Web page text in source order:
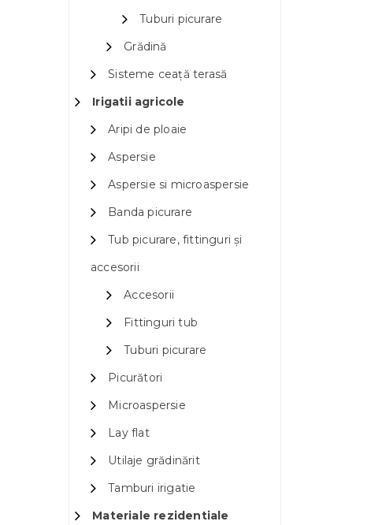
Tuburi picurare
Grădină
Sisteme ceață terasă
Irigatii agricole
Aripi de ploaie
Aspersie
Aspersie si microaspersie
Banda picurare
Tub picurare, fittinguri și
accesorii
Accesorii
Fittinguri tub
Tuburi picurare
Picurători
Microaspersie
Lay flat
Utilaje grădinărit
Tamburi irigatie
Materiale rezidentiale